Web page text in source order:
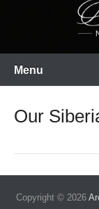
Menu
Our
Copyright © 2026